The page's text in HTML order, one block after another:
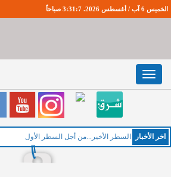
الخميس 6 آب / أغسطس 2026. 3:31:8 صباحاً
Toggle
navigation
اخر اﻷخبار السطر الأخير...من أجل السطر الأول